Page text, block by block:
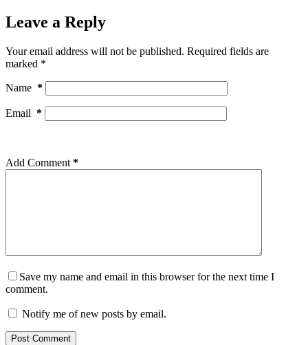
Leave a Reply
Your email address will not be published. Required fields are
marked *
Name *
Email *
Add Comment *
Save my name and email in this browser for the next time I
comment.
Notify me of new posts by email.
Post Comment